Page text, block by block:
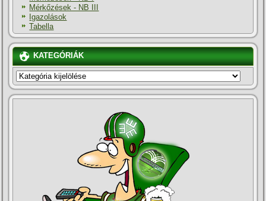
Mérkőzések - NB III
Igazolások
Tabella
KATEGÓRIÁK
KATEGÓRIÁK